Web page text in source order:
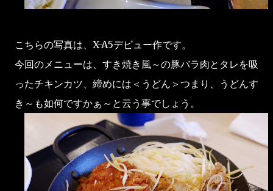
こちらの写真は、X-A5デビュー作です。
今回のメニューは、すき焼き風～の豚バラ肉とタレを吸
ったチキンカツ、締めには＜うどん＞つまり、うどんす
き～も如何ですかぁ～と云う事でしょう。